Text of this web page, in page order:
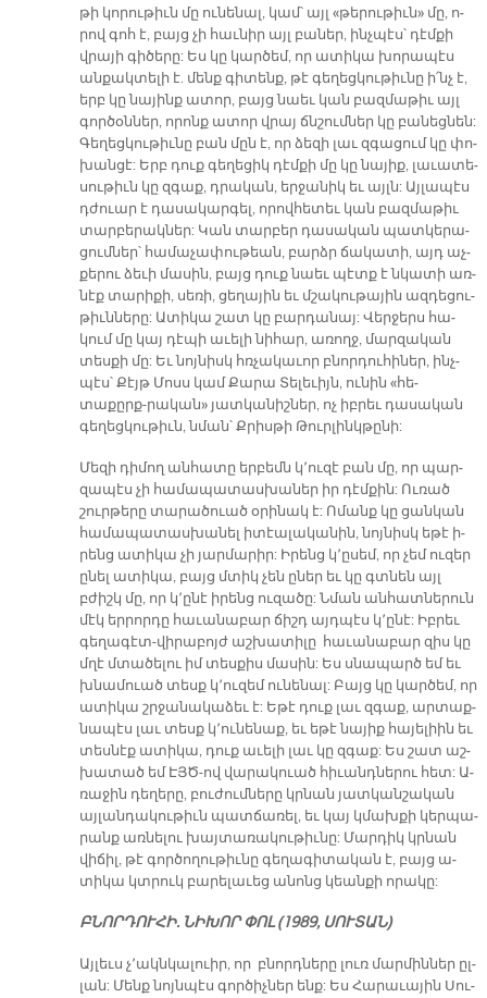
թի կո­րու­թիւն մը ու­նե­նալ, կամ՝ այլ «թե­րու­թիւն» մը, ո­
րով գոհ է, բայց չի հաւ­նիր այլ բա­ներ, ինչ­պէս՝ դէմ­քի
վրա­յի գի­ծե­րը: Ես կը կար­ծեմ, որ ա­տի­կա խո­րա­պէս
ան­քակ­տե­լի է. մենք գի­տենք, թէ գե­ղեց­կու­թիւ­նը ի՛նչ է,
երբ կը նա­յինք ա­տոր, բայց նաեւ կան բազ­մա­թիւ այլ
գոր­ծօն­ներ, ո­րոնք ա­տոր վրայ ճնշում­ներ կը բա­նեց­նեն:
Գե­ղեց­կու­թիւ­նը բան մըն է, որ ձե­զի լաւ զգա­ցում կը փո­
խան­ցէ: Երբ դուք գե­ղե­ցիկ դէմ­քի մը կը նա­յիք, լա­ւա­տե­
սու­թիւն կը զգաք, դրա­կան, եր­ջա­նիկ եւ այլն: Այ­լա­պէս
դժուար է դա­սա­կար­գել, ո­րով­հե­տեւ կան բազ­մա­թիւ
տար­բե­րակ­ներ: Կան տար­բեր դա­սա­կան պատ­կե­րա­
ցում­ներ՝ հա­մա­չա­փու­թեան, բարձր ճա­կա­տի, այդ աչ­
քե­րու ձե­ւի մա­սին, բայց դուք նաեւ պէտք է նկա­տի առ­
նէք տա­րի­քի, սե­ռի, ցե­ղա­յին եւ մշա­կու­թա­յին ազ­դե­ցու­
թիւն­նե­րը: Ա­տի­կա շատ կը բար­դա­նայ: Վեր­ջերս հա­
կում մը կայ դէ­պի ա­ւե­լի նի­հար, ա­ռողջ, մար­զա­կան
տես­քի մը: Եւ նոյ­նիսկ հռչա­կա­ւոր բնոր­դու­հի­ներ, ինչ­
պէս՝ Քէյթ Մոսս կամ Քա­րա Տե­լե­ւիյն, ու­նին «հե­
տաքըրք-րա­կան» յատ­կա­նիշ­ներ, ոչ իբ­րեւ դա­սա­կան
գե­ղեց­կու­թիւն, նման՝ Քրիս­թի Թուր­լինկ­թը­նի:
Մե­զի դի­մող ան­հա­տը եր­բեմն կ՚ու­զէ բան մը, որ պար­
զա­պէս չի հա­մա­պա­տաս­խա­ներ իր դէմ­քին: Ու­ռած
շուր­թե­րը տա­րա­ծուած օ­րի­նակ է: Ո­մանք կը ցան­կան
հա­մա­պա­տաս­խա­նել ի­տէա­լա­կա­նին, նոյ­նիսկ ե­թէ ի­
րենց ա­տի­կա չի յար­մա­րիր: Ի­րենց կ՚ը­սեմ, որ չեմ ու­զեր
ը­նել ա­տի­կա, բայց մտիկ չեն ը­ներ եւ կը գտնեն այլ
բժիշկ մը, որ կ՚ը­նէ ի­րենց ու­զա­ծը: Նման ան­հատ­նե­րուն
մէկ եր­րոր­դը հա­ւա­նա­բար ճիշդ այդ­պէս կ՚ը­նէ: Իբ­րեւ
գե­ղա­գէտ-վի­րա­բոյժ աշ­խա­տի­լը հա­ւա­նա­բար զիս կը
մղէ մտա­ծե­լու իմ տես­քիս մա­սին: Ես սնա­պարծ եմ եւ
խնա­մուած տեսք կ՚ու­զեմ ու­նե­նալ: Բայց կը կար­ծեմ, որ
ա­տի­կա շրջա­նա­կա­ձեւ է: Ե­թէ դուք լաւ զգաք, ար­տաք­
նա­պէս լաւ տեսք կ՚ու­նե­նաք, եւ ե­թէ նա­յիք հա­յե­լիին եւ
տես­նէք ա­տի­կա, դուք ա­ւե­լի լաւ կը զգաք: Ես շատ աշ­
խա­տած եմ ԷՅԾ-ով վա­րա­կուած հի­ւանդ­նե­րու հետ: Ա­
ռա­ջին դե­ղե­րը, բու­ժում­նե­րը կրնան յատ­կան­շա­կան
այ­լան­դա­կու­թիւն պատ­ճա­ռել, եւ կայ կմախ­քի կեր­պա­
րանք առ­նե­լու խայ­տա­ռա­կու­թիւ­նը: Մար­դիկ կրնան
վի­ճիլ, թէ գոր­ծո­ղու­թիւ­նը գե­ղա­գի­տա­կան է, բայց ա­
տի­կա կտրուկ բա­րե­լա­ւեց ա­նոնց կեան­քի ո­րա­կը:
ԲՆՈՐ­ԴՈՒ­ՀԻ. ՆԻ­ԽՈՐ ՓՈԼ (1989, ՍՈՒ­ՏԱՆ)
Այ­լեւս չ՚ակն­կա­լուիր, որ բնորդ­նե­րը լուռ մար­մին­ներ ըլ­
լան: Մենք նոյն­պէս գոր­ծիչ­ներ ենք: Ես Հա­րա­ւա­յին Սու­